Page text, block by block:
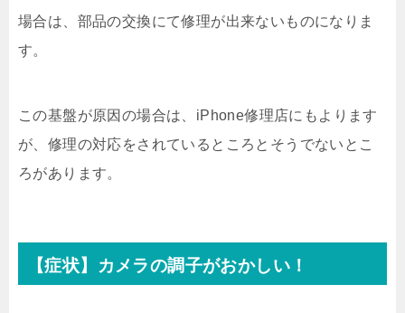
場合は、部品の交換にて修理が出来ないものになりま
す。
この基盤が原因の場合は、iPhone修理店にもよります
が、修理の対応をされているところとそうでないとこ
ろがあります。
【症状】カメラの調子がおかしい！